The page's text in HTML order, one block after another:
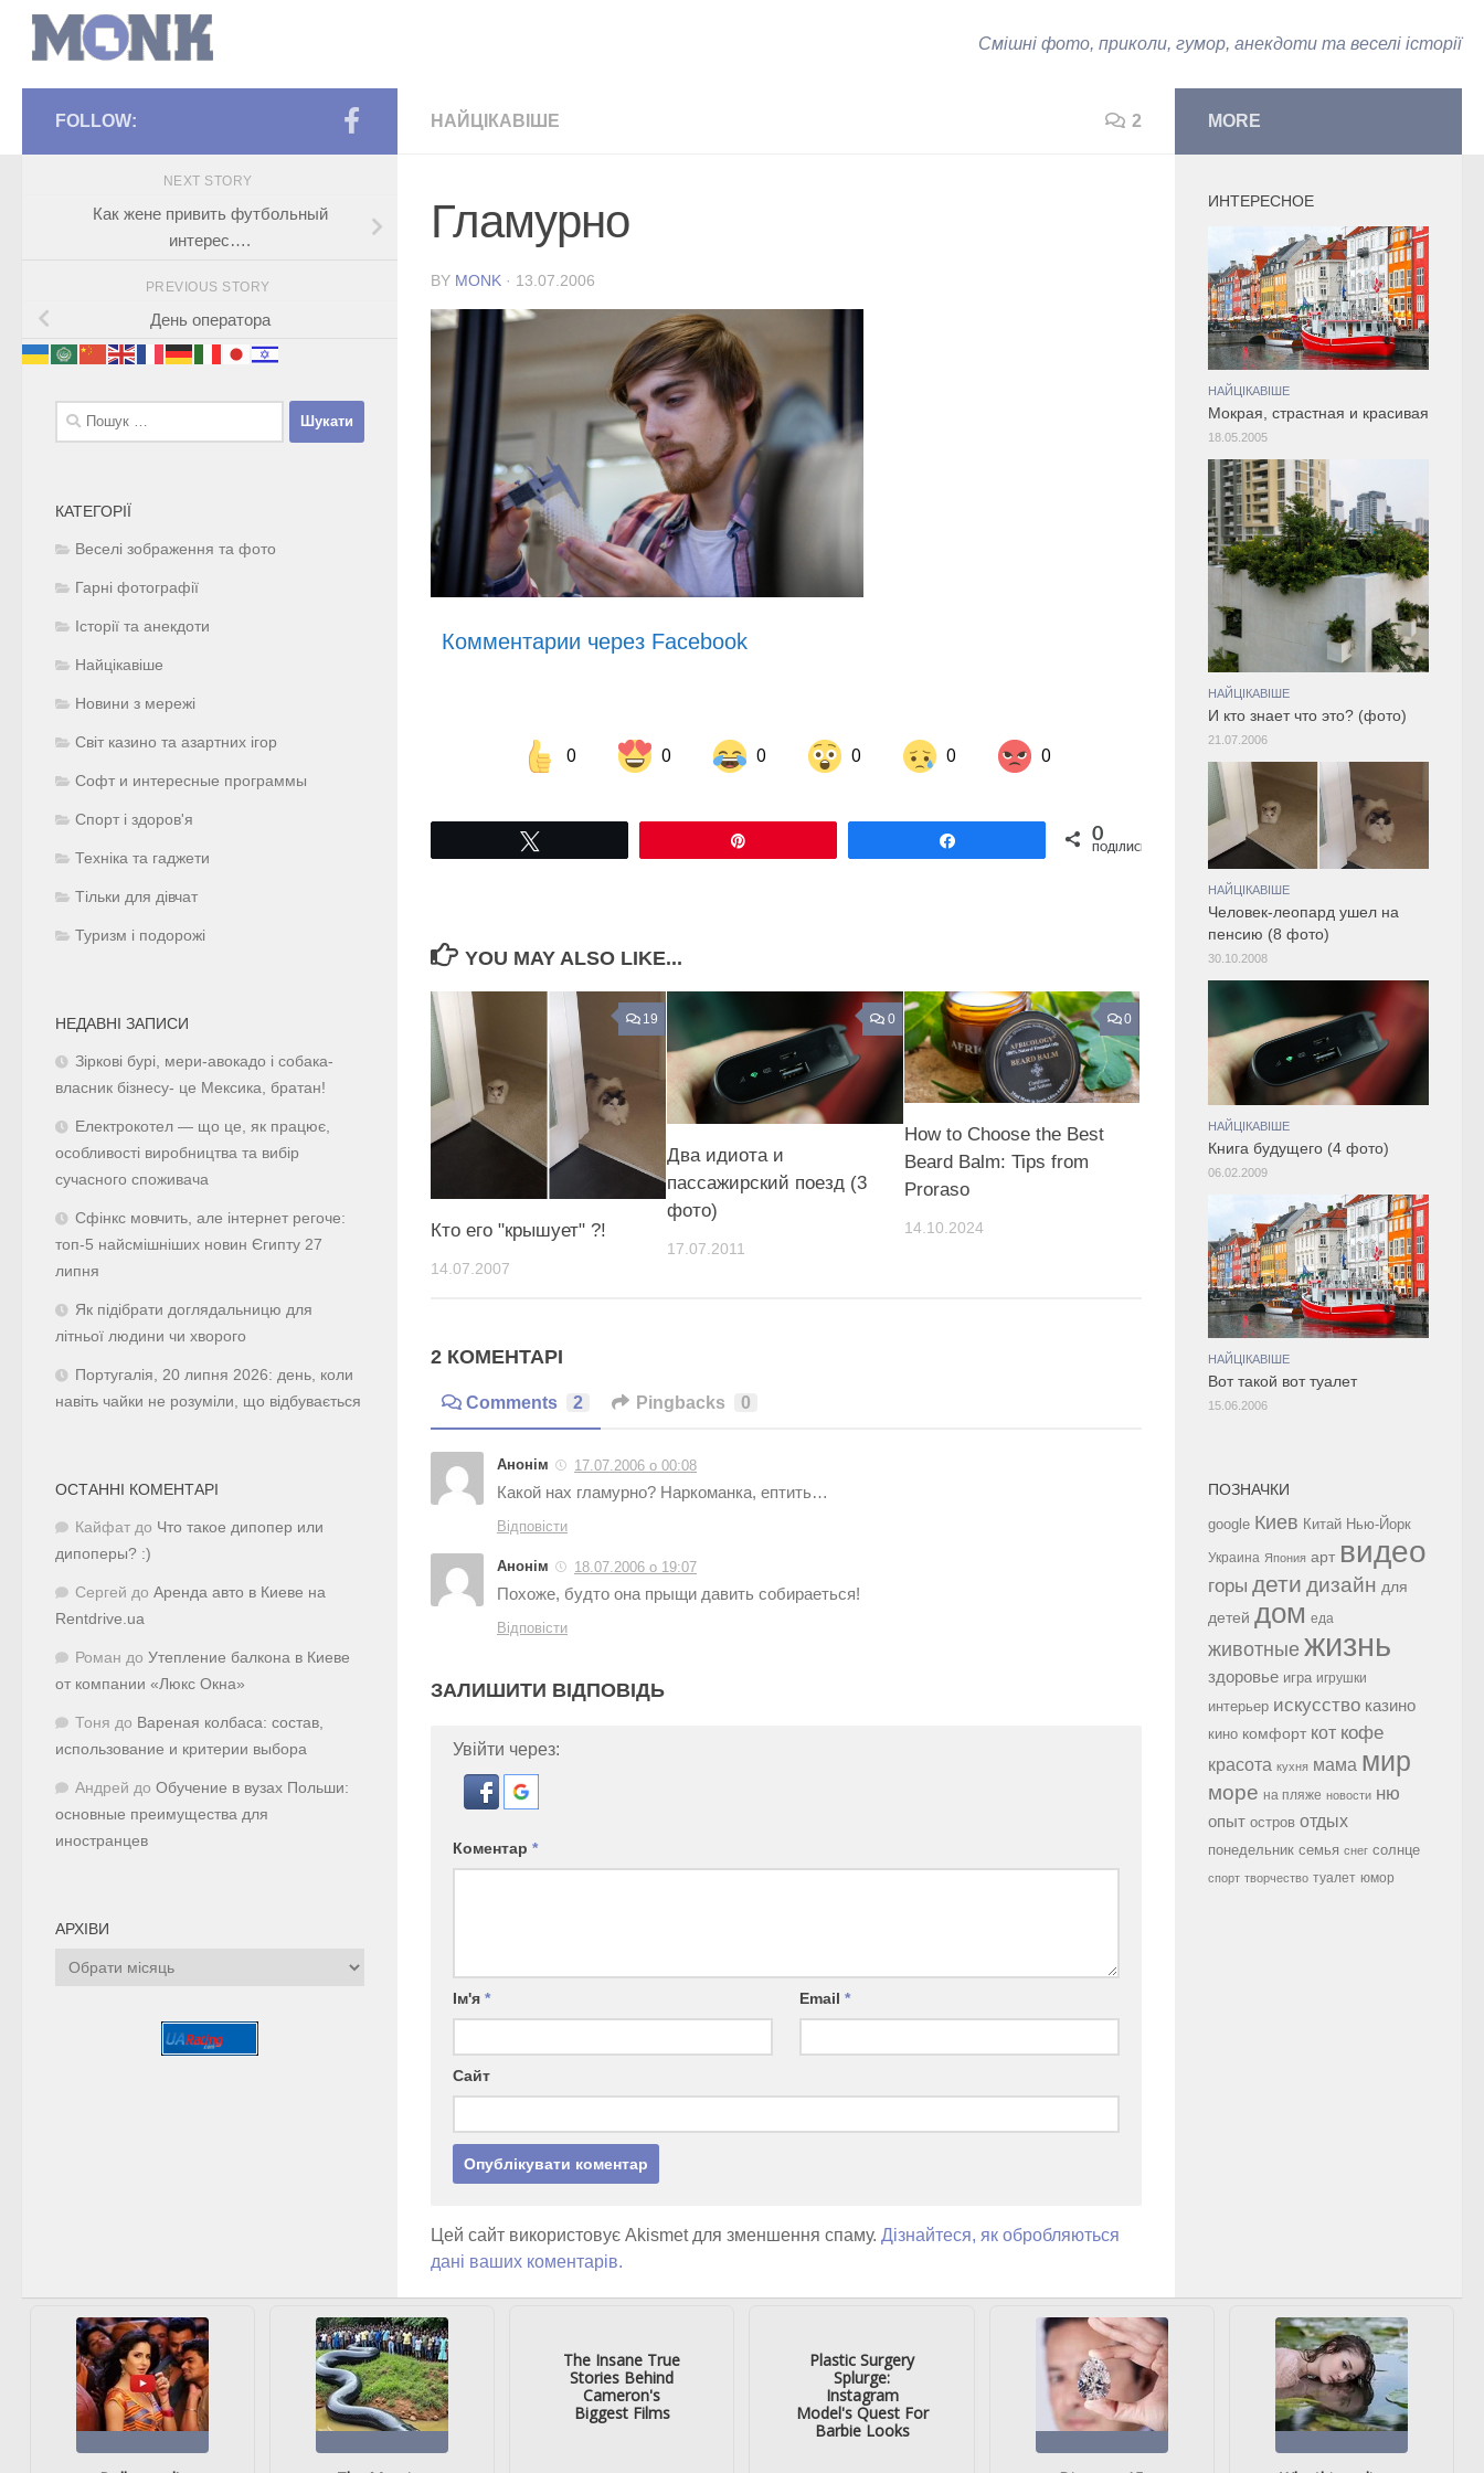
Смішні фото, приколи, гумор, анекдоти та веселі історії
НАЙЦІКАВІШЕ 2
Гламурно
BY MONK · 13.07.2006
Комментарии через Facebook
0 0 0 0 0 0
Share on Facebook Share on LinkedIn Share on Twitter 0
ПОДІЛИСЬ
YOU MAY ALSO LIKE...
19
Кто его "крышует" ?!
14.07.2007
0
Два идиота и
пассажирский поезд (3
фото)
17.07.2011
0
How to Choose the Best
Beard Balm: Tips from
Proraso
14.10.2024
2 КОМЕНТАРІ
Comments 2 Pingbacks 0
Анонім 17.07.2006 о 00:08
Какой нах гламурно? Наркоманка, ептить…
Відповісти
Анонім 18.07.2006 о 19:07
Похоже, будто она прыщи давить собираеться!
Відповісти
ЗАЛИШИТИ ВІДПОВІДЬ
Увійти через:
Коментар *
Ім'я * Email*
Сайт
Цей сайт використовує Akismet для зменшення спаму. Дізнайтеся, як обробляються
дані ваших коментарів.
FOLLOW:
NEXT STORY
Как жене привить футбольный
интерес….
PREVIOUS STORY
День оператора
Пошук:
КАТЕГОРІЇ
Веселі зображення та фото
Гарні фотографії
Історії та анекдоти
Найцікавіше
Новини з мережі
Світ казино та азартних ігор
Софт и интересные программы
Спорт і здоров'я
Техніка та гаджети
Тільки для дівчат
Туризм і подорожі
НЕДАВНІ ЗАПИСИ
Зіркові бурі, мери-авокадо і собака-
власник бізнесу- це Мексика, братан!
Електрокотел — що це, як працює,
особливості виробництва та вибір
сучасного споживача
Сфінкс мовчить, але інтернет регоче:
топ-5 найсмішніших новин Єгипту 27
липня
Як підібрати доглядальницю для
літньої людини чи хворого
Португалія, 20 липня 2026: день, коли
навіть чайки не розуміли, що відбувається
ОСТАННІ КОМЕНТАРІ
Кайфат до Что такое дипопер или
дипоперы? :)
Сергей до Аренда авто в Киеве на
Rentdrive.ua
Роман до Утепление балкона в Киеве
от компании «Люкс Окна»
Тоня до Вареная колбаса: состав,
использование и критерии выбора
Андрей до Обучение в вузах Польши:
основные преимущества для
иностранцев
АРХІВИ
Архіви
MORE
ИНТЕРЕСНОЕ
НАЙЦІКАВІШЕ
Мокрая, страстная и красивая
18.05.2005
НАЙЦІКАВІШЕ
И кто знает что это? (фото)
21.07.2006
НАЙЦІКАВІШЕ
Человек-леопард ушел на
пенсию (8 фото)
30.10.2008
НАЙЦІКАВІШЕ
Книгa будущего (4 фото)
06.02.2009
НАЙЦІКАВІШЕ
Вот такой вот туалет
15.06.2006
ПОЗНАЧКИ
google Киев Китай Нью-Йорк
Украина Япония арт видео
горы дети дизайн для
детей дом еда
животные жизнь
здоровье игра игрушки
интерьер искусство казино
кино комфорт кот кофе
красота кухня мама мир
море на пляже новости ню
опыт остров отдых
понедельник семья снег солнце
спорт творчество туалет юмор